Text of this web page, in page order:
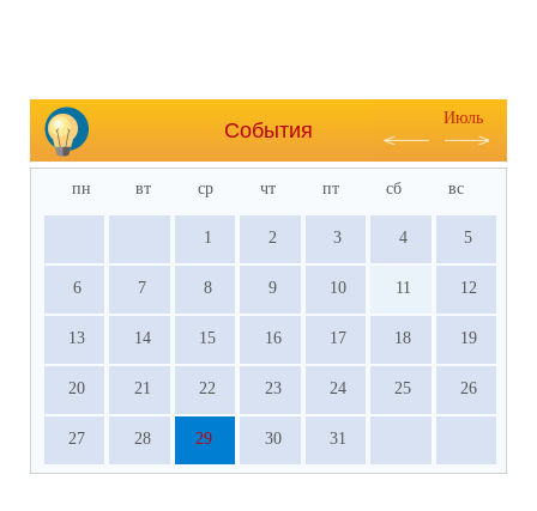
События
Июль
пн вт ср чт пт сб вс
1 2 3 4 5
6 7 8 9 10 11 12
13 14 15 16 17 18 19
20 21 22 23 24 25 26
27 28 29 30 31